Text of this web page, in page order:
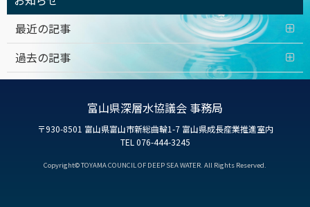
最近の記事
過去の記事
富山県深層水協議会 事務局
〒930-8501 富山県富山市新総曲輪1-7 富山県成長産業推進室内
TEL 076-444-3245
Copyright© TOYAMA COUNCIL OF DEEP SEA WATER. All Rights Reserved.